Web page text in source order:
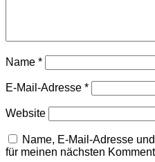
Name *
E-Mail-Adresse *
Website
Name, E-Mail-Adresse
für meinen nächsten